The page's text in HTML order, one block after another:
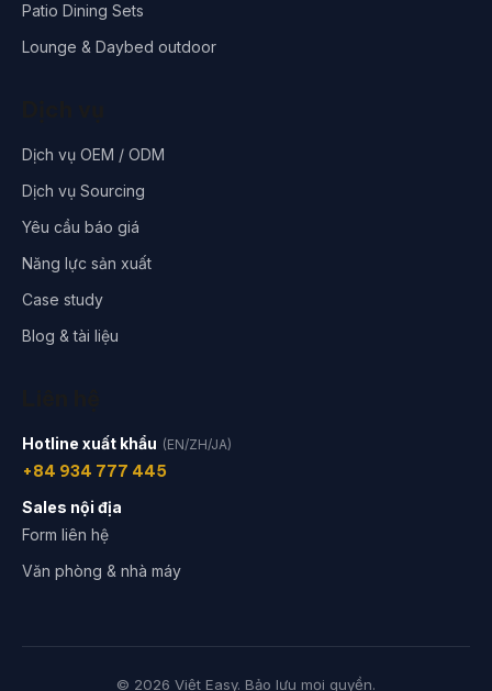
Patio Dining Sets
Lounge & Daybed outdoor
Dịch vụ OEM / ODM
Dịch vụ Sourcing
Yêu cầu báo giá
Năng lực sản xuất
Case study
Blog & tài liệu
Hotline xuất khẩu (EN/ZH/JA)
+84 934 777 445
Sales nội địa
Form liên hệ
Văn phòng & nhà máy
© 2026 Việt Easy. Bảo lưu mọi quyền.